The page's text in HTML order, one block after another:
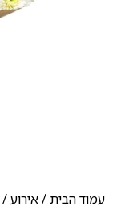
עמוד הבית /אירוע/